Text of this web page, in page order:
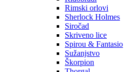
Rimski orlovi
Sherlock Holmes
Siročad
Skriveno lice
Spirou & Fantasio
Sužanjstvo
Škorpion